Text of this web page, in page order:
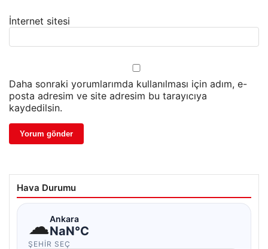
İnternet sitesi
Daha sonraki yorumlarımda kullanılması için adım, e-
posta adresim ve site adresim bu tarayıcıya
kaydedilsin.
Hava Durumu
☁Ankara
NaN°C
ŞEHIR SEÇ